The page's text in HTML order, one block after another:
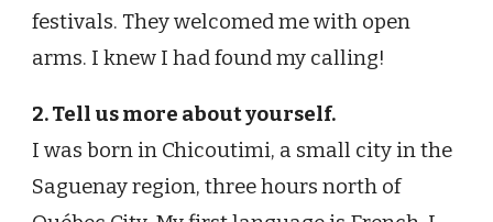
festivals. They welcomed me with open
arms. I knew I had found my calling!
2. Tell us more about yourself.
I was born in Chicoutimi, a small city in the
Saguenay region, three hours north of